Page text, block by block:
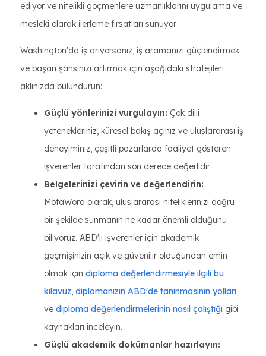
ediyor ve nitelikli göçmenlere uzmanlıklarını uygulama ve
mesleki olarak ilerleme fırsatları sunuyor.
Washington'da iş arıyorsanız, iş aramanızı güçlendirmek
ve başarı şansınızı artırmak için aşağıdaki stratejileri
aklınızda bulundurun:
Güçlü yönlerinizi vurgulayın: Çok dilli
yetenekleriniz, küresel bakış açınız ve uluslararası iş
deneyiminiz, çeşitli pazarlarda faaliyet gösteren
işverenler tarafından son derece değerlidir.
Belgelerinizi çevirin ve değerlendirin:
MotaWord olarak, uluslararası niteliklerinizi doğru
bir şekilde sunmanın ne kadar önemli olduğunu
biliyoruz. ABD'li işverenler için akademik
geçmişinizin açık ve güvenilir olduğundan emin
olmak için diploma değerlendirmesiyle ilgili bu
kılavuz, diplomanızın ABD'de tanınmasının yolları
ve diploma değerlendirmelerinin nasıl çalıştığı gibi
kaynakları inceleyin.
Güçlü akademik dokümanlar hazırlayın: